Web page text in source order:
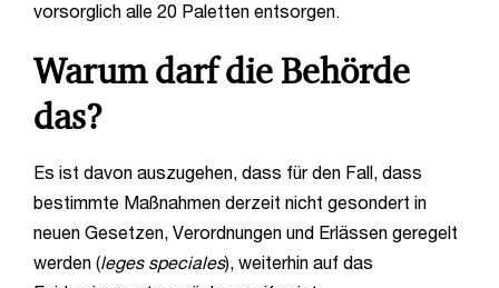
vorsorglich alle 20 Paletten entsorgen.
Warum darf die Behörde
das?
Es ist davon auszugehen, dass für den Fall, dass
bestimmte Maßnahmen derzeit nicht gesondert in
neuen Gesetzen, Verordnungen und Erlässen geregelt
werden (leges speciales), weiterhin auf das